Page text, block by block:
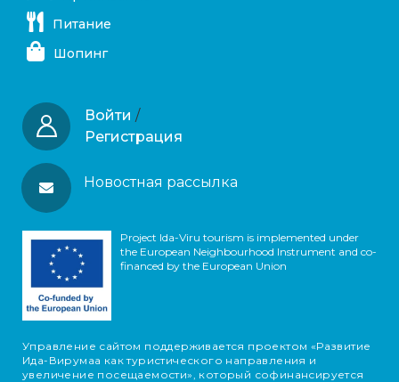
Питание
Шопинг
Войти /
Регистрация
Новостная рассылка
Project Ida-Viru tourism is implemented under
the European Neighbourhood Instrument and co-
financed by the European Union
Управление сайтом поддерживается проектом «Развитие
Ида-Вирумаа как туристического направления и
увеличение посещаемости», который софинансируется